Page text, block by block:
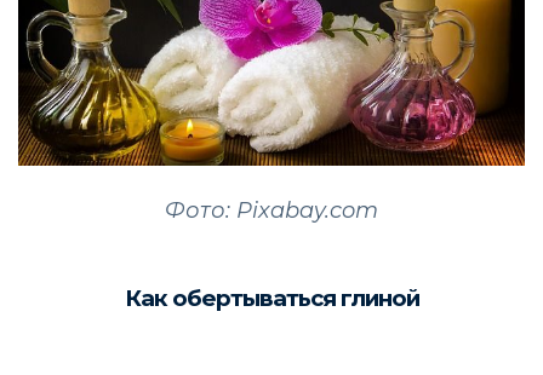
Фото: Pixabay.com
Как обертываться глиной